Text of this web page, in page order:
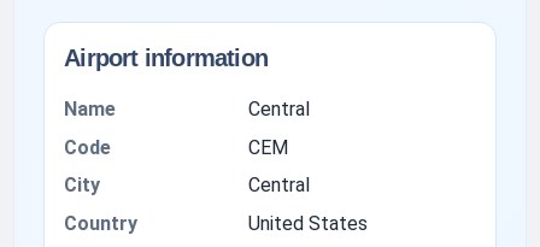
Airport information
Name
Central
Code
CEM
City
Central
Country
United States